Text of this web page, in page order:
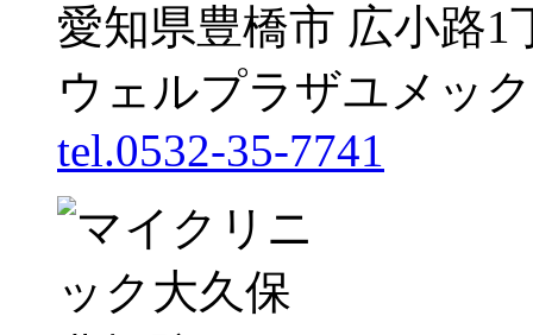
愛知県豊橋市 広小路1
ウェルプラザユメッ
tel.0532-35-7741